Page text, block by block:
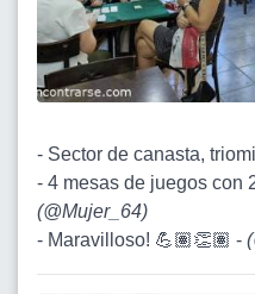
- Sector de canasta,
- 4 mesas de juegos con
(@Mujer_64)
- Maravilloso! 💪🏽👏🏽 - (